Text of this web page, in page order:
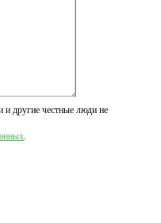
другие честные люди не
.